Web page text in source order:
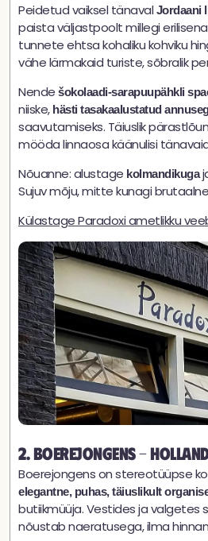
Peidetud vaiksel tänaval Jordaani
paista väljastpoolt millegi
tunnete ehtsa kohaliku kohviku
vähe lärmakaid turiste, sõbralik
Nende šokolaadi-sarapuupähkli
niiske, hästi tasakaalustatud
saavutamiseks. Täiuslik
mööda linnaosa käänulisi
Nõuanne: alustage kolmandikuga
Sujuv mõju, mitte kunagi
Külastage Paradoxi ametlikku
2. Boerejongens -
Boerejongens on stereotüüpse
elegantne, puhas, täiuslikult
butiikmüüja. Vestides ja valgetes
nõustab naeratusega, ilma